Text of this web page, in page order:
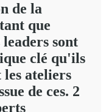
de la
que
sont
clé qu'ils
les ateliers
de ces. 2